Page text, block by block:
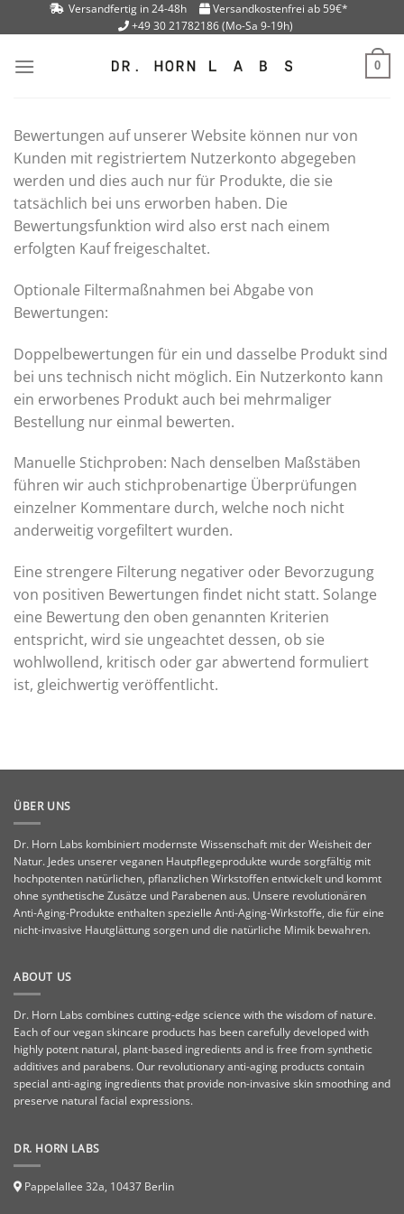
to
Versandfertig in 24-48h
Versandkostenfrei ab 59€*
+49 30 21782186 (Mo-Sa 9-19h)
0
Bewertungen auf unserer Website können nur von
Kunden mit registriertem Nutzerkonto abgegeben
werden und dies auch nur für Produkte, die sie
tatsächlich bei uns erworben haben. Die
Bewertungsfunktion wird also erst nach einem
erfolgten Kauf freigeschaltet.
Optionale Filtermaßnahmen bei Abgabe von
Bewertungen:
Doppelbewertungen für ein und dasselbe Produkt sind
bei uns technisch nicht möglich. Ein Nutzerkonto kann
ein erworbenes Produkt auch bei mehrmaliger
Bestellung nur einmal bewerten.
Manuelle Stichproben: Nach denselben Maßstäben
führen wir auch stichprobenartige Überprüfungen
einzelner Kommentare durch, welche noch nicht
anderweitig vorgefiltert wurden.
Eine strengere Filterung negativer oder Bevorzugung
von positiven Bewertungen findet nicht statt. Solange
eine Bewertung den oben genannten Kriterien
entspricht, wird sie ungeachtet dessen, ob sie
wohlwollend, kritisch oder gar abwertend formuliert
ist, gleichwertig veröffentlicht.
ÜBER UNS
Dr. Horn Labs kombiniert modernste Wissenschaft mit der Weisheit der
Natur. Jedes unserer veganen Hautpflegeprodukte wurde sorgfältig mit
hochpotenten natürlichen, pflanzlichen Wirkstoffen entwickelt und kommt
ohne synthetische Zusätze und Parabenen aus. Unsere revolutionären
Anti-Aging-Produkte enthalten spezielle Anti-Aging-Wirkstoffe, die für eine
nicht-invasive Hautglättung sorgen und die natürliche Mimik bewahren.
ABOUT US
Dr. Horn Labs combines cutting-edge science with the wisdom of nature.
Each of our vegan skincare products has been carefully developed with
highly potent natural, plant-based ingredients and is free from synthetic
additives and parabens. Our revolutionary anti-aging products contain
special anti-aging ingredients that provide non-invasive skin smoothing and
preserve natural facial expressions.
DR. HORN LABS
Pappelallee 32a, 10437 Berlin